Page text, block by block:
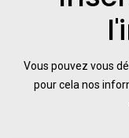
Vous pouvez vous
pour cela nos